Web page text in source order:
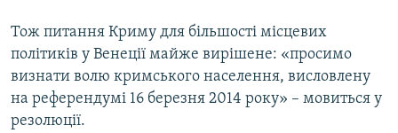
Тож питання Криму для більшості місцевих
політиків у Венеції майже вирішене: «просимо
визнати волю кримського населення, висловлену
на референдумі 16 березня 2014 року» – мовиться у
резолюції.